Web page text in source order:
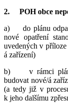
2. POH obce
a) do plánu
nové opatření
uvedených v
á zařízení)
b) v rámci plánu
budovat nové/á
(a tedy již v
k jeho dalšímu